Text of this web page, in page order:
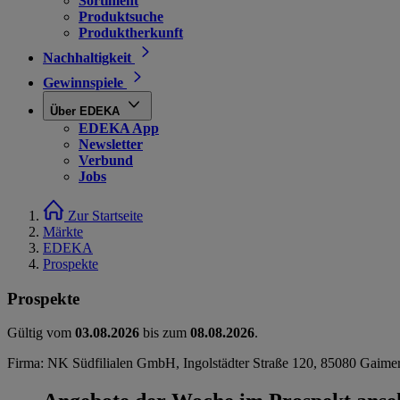
Produktsuche
Produktherkunft
Nachhaltigkeit
Gewinnspiele
Über EDEKA
EDEKA App
Newsletter
Verbund
Jobs
Zur Startseite
Märkte
EDEKA
Prospekte
Prospekte
Gültig vom 03.08.2026 bis zum 08.08.2026.
Firma: NK Südfilialen GmbH, Ingolstädter Straße 120, 85080